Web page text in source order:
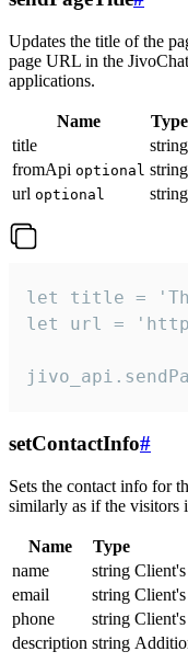
Updates the title of the
page URL in the
applications.
Name Type
title
string
fromApi optional string
url optional string
let title =
let url =
setContactInfo#
Sets the contact info for
similarly as if the visitors
Name Type
name
string Client's
email
string
phone
string
description string